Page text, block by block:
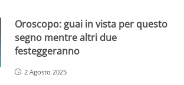
Oroscopo: guai in vista per questo
segno mentre altri due
festeggeranno
2 Agosto 2025